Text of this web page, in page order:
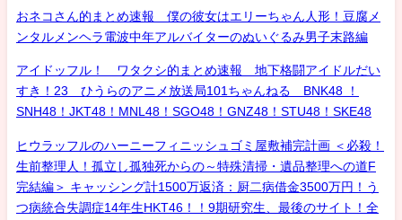
おネコさん的まとめ速報 僕の彼女はエリーちゃん人形！豆腐メ
ンタルメンヘラ電波中年アルバイターのぬいぐるみ男子末路編
アイドッフル！ ワタクシ的まとめ速報 地下格闘アイドルだい
すき！23 ひうらのアニメ放送局101ちゃんねる BNK48 ！
SNH48！JKT48！MNL48！SGO48！GNZ48！STU48！SKE48
ヒウラッフルのハーニーフィニッシュゴミ屋敷補完計画 ＜必殺！
生前整理人！孤立し孤独死からの～特殊清掃・遺品整理への道F
完結編＞ キャッシング計1500万返済：厨二病借金3500万円！う
つ病統合失調症14年生HKT46！！9期研究生、最後のサイト！全